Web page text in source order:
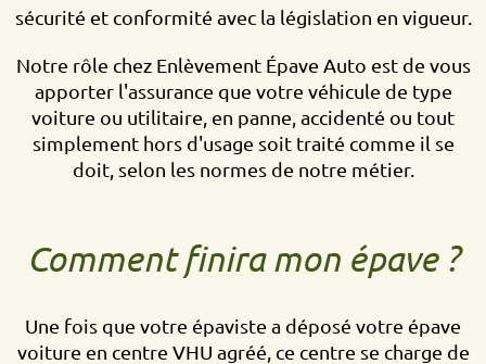
sécurité et conformité avec la législation en vigueur.
Notre rôle chez Enlèvement Épave Auto est de vous
apporter l'assurance que votre véhicule de type
voiture ou utilitaire, en panne, accidenté ou tout
simplement hors d'usage soit traité comme il se
doit, selon les normes de notre métier.
Comment finira mon épave ?
Une fois que votre épaviste a déposé votre épave
voiture en centre VHU agréé, ce centre se charge de